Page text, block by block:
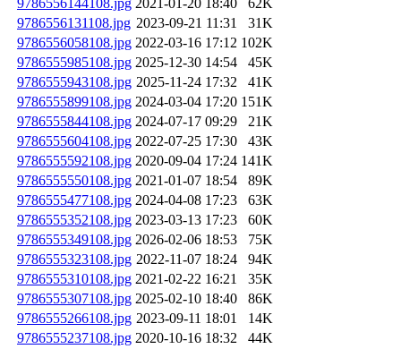
9786556144108.jpg 2021-01-20 18:40
62K
9786556131108.jpg 2023-09-21 11:31
31K
9786556058108.jpg 2022-03-16 17:12 102K
9786555985108.jpg 2025-12-30 14:54
45K
9786555943108.jpg 2025-11-24 17:32
41K
9786555899108.jpg 2024-03-04 17:20 151K
9786555844108.jpg 2024-07-17 09:29
21K
9786555604108.jpg 2022-07-25 17:30
43K
9786555592108.jpg 2020-09-04 17:24 141K
9786555550108.jpg 2021-01-07 18:54
89K
9786555477108.jpg 2024-04-08 17:23
63K
9786555352108.jpg 2023-03-13 17:23
60K
9786555349108.jpg 2026-02-06 18:53
75K
9786555323108.jpg 2022-11-07 18:24
94K
9786555310108.jpg 2021-02-22 16:21
35K
9786555307108.jpg 2025-02-10 18:40
86K
9786555266108.jpg 2023-09-11 18:01
14K
9786555237108.jpg 2020-10-16 18:32
44K